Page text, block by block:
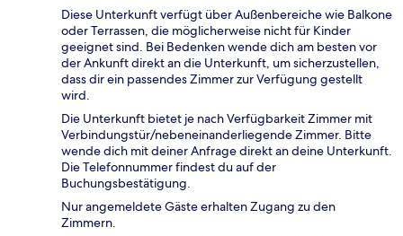
Diese Unterkunft verfügt über Außenbereiche wie Balkone
oder Terrassen, die möglicherweise nicht für Kinder
geeignet sind. Bei Bedenken wende dich am besten vor
der Ankunft direkt an die Unterkunft, um sicherzustellen,
dass dir ein passendes Zimmer zur Verfügung gestellt
wird.
Die Unterkunft bietet je nach Verfügbarkeit Zimmer mit
Verbindungstür/nebeneinanderliegende Zimmer. Bitte
wende dich mit deiner Anfrage direkt an deine Unterkunft.
Die Telefonnummer findest du auf der
Buchungsbestätigung.
Nur angemeldete Gäste erhalten Zugang zu den
Zimmern.